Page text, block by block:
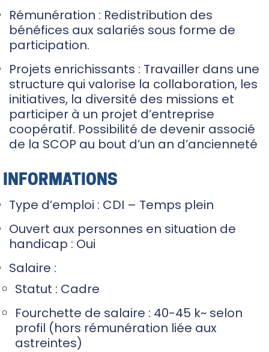
Rémunération : Redistribution des
bénéfices aux salariés sous forme de
participation.
Projets enrichissants : Travailler dans une
structure qui valorise la collaboration, les
initiatives, la diversité des missions et
participer à un projet d’entreprise
coopératif. Possibilité de devenir associé
de la SCOP au bout d’un an d’ancienneté
INFORMATIONS
Type d’emploi : CDI – Temps plein
Ouvert aux personnes en situation de
handicap : Oui
Salaire :
Statut : Cadre
Fourchette de salaire : 40-45 k~ selon
profil (hors rémunération liée aux
astreintes)